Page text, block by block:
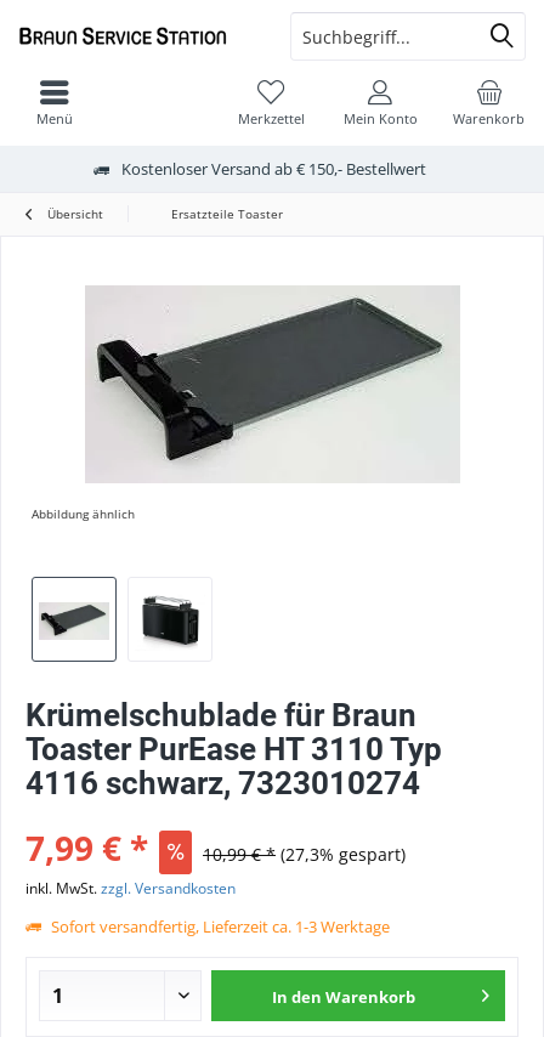
Kostenloser Versand ab € 150,- Bestellwert
Warenkorb
Merkzettel Mein Konto
Menü
Übersicht Ersatzteile Toaster
Abbildung ähnlich
Krümelschublade für Braun
Toaster PurEase HT 3110 Typ
4116 schwarz, 7323010274
7,99 € * 10,99 € * (27,3% gespart)
inkl. MwSt.zzgl. Versandkosten
Sofort versandfertig, Lieferzeit ca. 1-3 Werktage
In den Warenkorb